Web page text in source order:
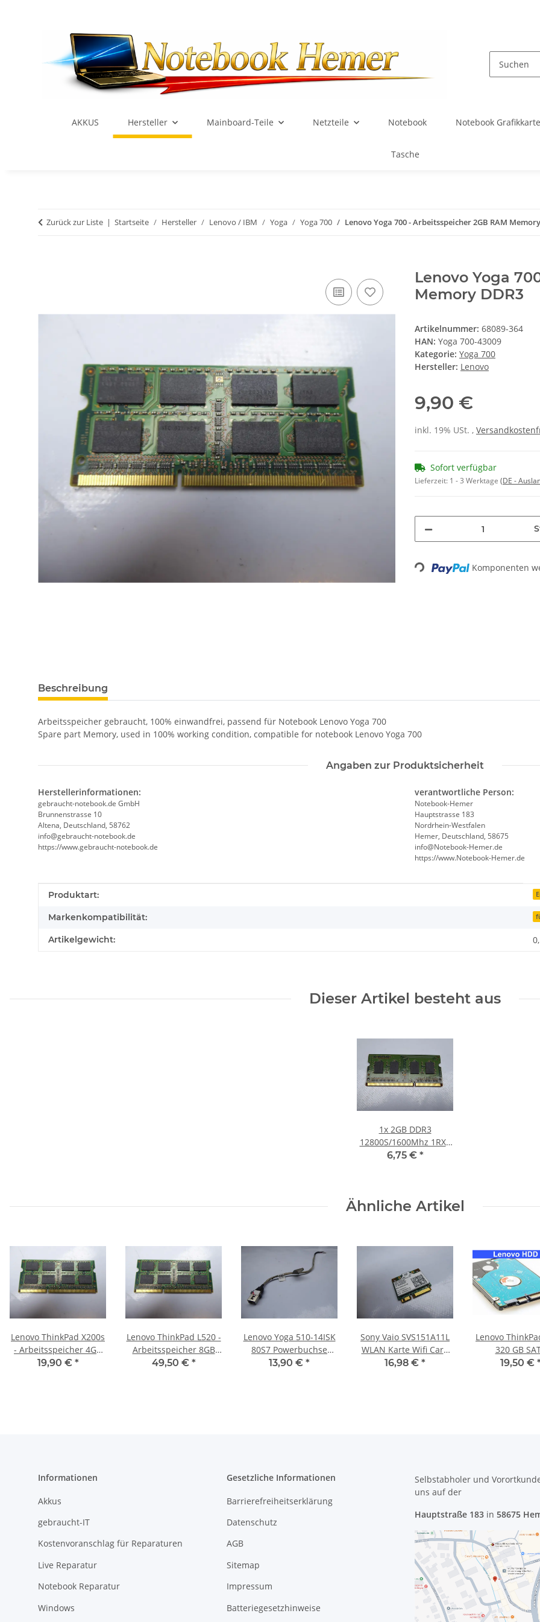
AKKUS Hersteller Mainboard-Teile Netzteile Notebook Notebook
Tasche
Zurück zur Liste Startseite Hersteller Lenovo / IBM Yoga Yoga 700 Lenovo Yoga 700 - Arbeitsspeicher 2GB RAM
Lenovo Yoga
Memory DDR3
Artikelnummer: 68089-364
HAN: Yoga 700-43009
Kategorie: Yoga 700
Hersteller: Lenovo
9,90 €
inkl. 19% USt. ,
Sofort verfügbar
Lieferzeit: 1 - 3 Werktage (DE -
Loading... Komponenten
Beschreibung
Arbeitsspeicher gebraucht, 100% einwandfrei, passend für Notebook Lenovo Yoga 700
Spare part Memory, used in 100% working condition, compatible for notebook Lenovo Yoga 700
Angaben zur Produktsicherheit
Herstellerinformationen:
gebraucht-notebook.de GmbH
Brunnenstrasse 10
Altena, Deutschland, 58762
info@gebraucht-notebook.de
https://www.gebraucht-notebook.de
verantwortliche Person:
Notebook-Hemer
Hauptstrasse 183
Nordrhein-Westfalen
Hemer, Deutschland, 58675
info@Notebook-Hemer.de
https://www.Notebook-Hemer.de
Produkteigenschaft
Wert
Produktart:
Markenkompatibilität:
Artikelgewicht:
Dieser Artikel besteht aus
1x 2GB DDR3
12800S/1600Mhz 1RX8
Notebook SO-DIMM
6,75 € *
Ähnliche Artikel
Lenovo ThinkPad X200s
- Arbeitsspeicher 4GB
RAM Memory DDR3
19,90 € *
Lenovo ThinkPad L520 -
Arbeitsspeicher 8GB
RAM Memory DDR3
49,50 € *
Lenovo Yoga 510-14ISK
80S7 Powerbuchse
Strombuchse
13,90 € *
Sony Vaio SVS151A11L
WLAN Karte Wifi Card
6235ANHMW #4451
16,98 € *
Lenovo
320 GB
HDD/
19,50 €
Informationen
Akkus
gebraucht-IT
Kostenvoranschlag für Reparaturen
Live Reparatur
Notebook Reparatur
Windows
Gesetzliche Informationen
Barrierefreiheitserklärung
Datenschutz
AGB
Sitemap
Impressum
Batteriegesetzhinweise
Selbstabholer und
uns auf der
Hauptstraße 183 in 58675